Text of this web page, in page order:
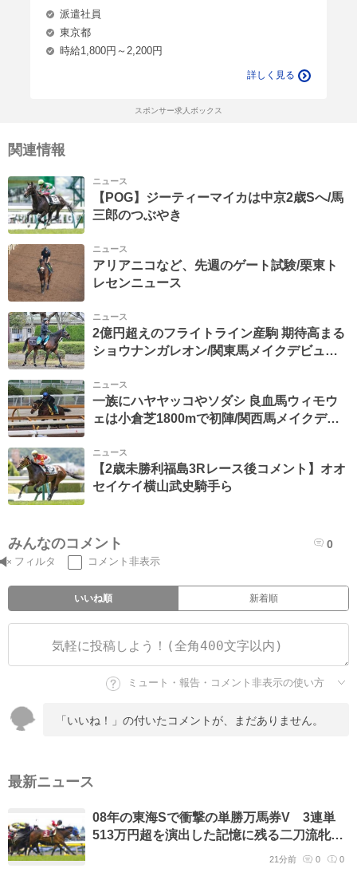
派遣社員
東京都
時給1,800円～2,200円
詳しく見る
スポンサー求人ボックス
関連情報
ニュース
【POG】ジーティーマイカは中京2歳Sへ/馬
三郎のつぶやき
ニュース
アリアニコなど、先週のゲート試験/栗東ト
レセンニュース
ニュース
2億円超えのフライトライン産駒 期待高まる
ショウナンガレオン/関東馬メイクデビュー
ニュース
一族にハヤヤッコやソダシ 良血馬ウィモウ
ェは小倉芝1800mで初陣/関西馬メイクデビ
ニュース
【2歳未勝利福島3Rレース後コメント】オオ
セイケイ横山武史騎手ら
みんなのコメント 0
フィルタ コメント非表示
いいね順 新着順
ミュート・報告・コメント非表示の使い方
「いいね！」の付いたコメントが、まだありません。
最新ニュース
08年の東海Sで衝撃の単勝万馬券V 3連単
513万円超を演出した記憶に残る二刀流牝
馬 ヤマトマリオンが23歳で死す
21分前 0 0